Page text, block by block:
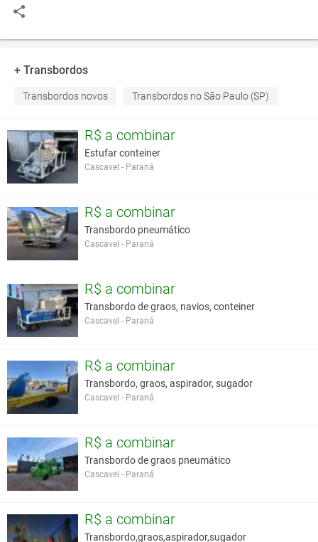
+ Transbordos
Transbordos novos Transbordos no São Paulo (SP)
R$ a combinar
Estufar conteiner
Cascavel - Paraná
R$ a combinar
Transbordo pneumático
Cascavel - Paraná
R$ a combinar
Transbordo de graos, navios, conteiner
Cascavel - Paraná
R$ a combinar
Transbordo, graos, aspirador, sugador
Cascavel - Paraná
R$ a combinar
Transbordo de graos pneumático
Cascavel - Paraná
R$ a combinar
Transbordo,graos,aspirador,sugador